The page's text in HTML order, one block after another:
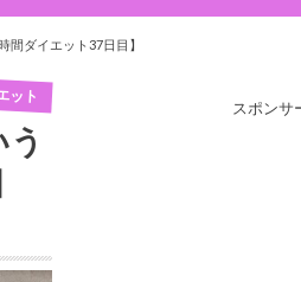
ダイエット37日目】
ット
スポンサ